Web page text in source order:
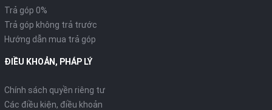
Trả góp 0%
Trả góp không trả trước
Hướng dẫn mua trả góp
ĐIỀU KHOẢN, PHÁP LÝ
Chính sách quyền riêng tư
Các điều kiện, điều khoản